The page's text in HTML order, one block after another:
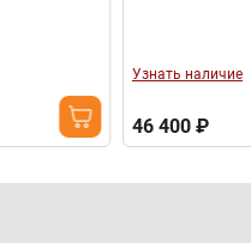
Узнать наличие
46 400 ₽